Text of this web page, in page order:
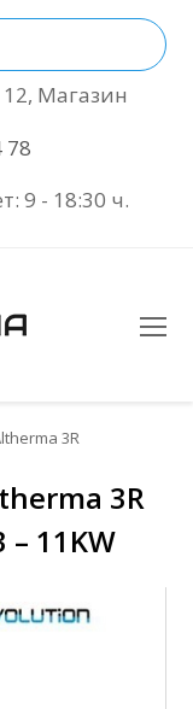
12, Магазин
78
9 - 18:30 ч.
3R
3R
– 11KW